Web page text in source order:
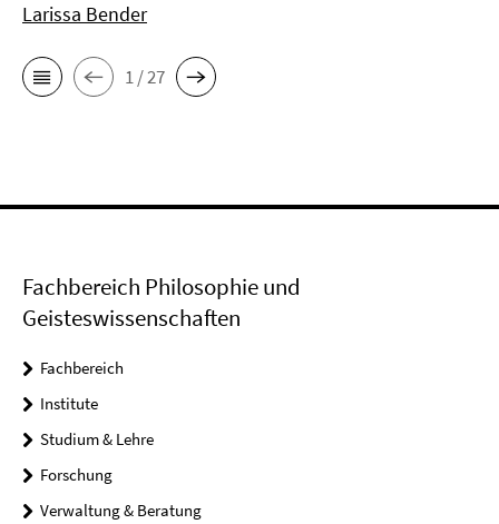
Larissa Bender
1 / 27
Fachbereich Philosophie und
Geisteswissenschaften
Fachbereich
Institute
Studium & Lehre
Forschung
Verwaltung & Beratung